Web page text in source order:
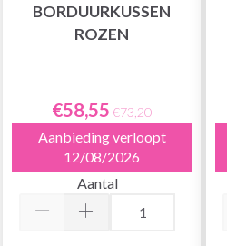
BORDUURKUSSEN
ROZEN
€58,55 €73,20
Aanbieding verloopt
12/08/2026
Aantal